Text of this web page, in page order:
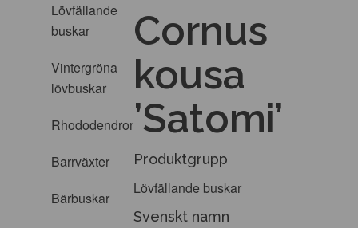
Lövfällande
buskar
Vintergröna
lövbuskar
Rhododendron
Barrväxter
Bärbuskar
Cornus
kousa
’Satomi’
Produktgrupp
Lövfällande buskar
Svenskt namn